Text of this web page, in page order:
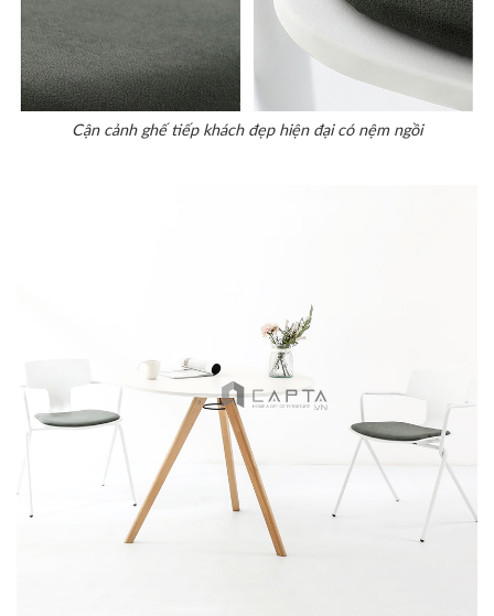
Cận cảnh ghế tiếp khách đẹp hiện đại có nệm ngồi